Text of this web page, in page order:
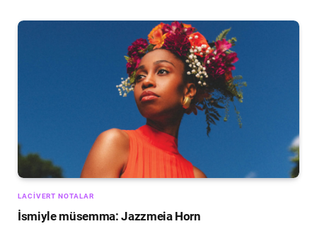
LACIVERT NOTALAR
İsmiyle müsemma: Jazzmeia Horn